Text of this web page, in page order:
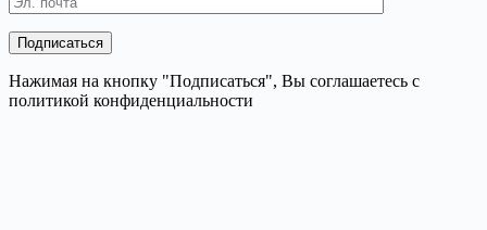
Нажимая на кнопку "Подписаться", Вы соглашаетесь с
политикой конфиденциальности